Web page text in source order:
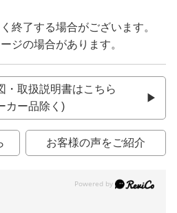
終了する場合がございます。
ジの場合があります。
・取扱説明書はこちら
カー品除く)
お客様の声をご紹介